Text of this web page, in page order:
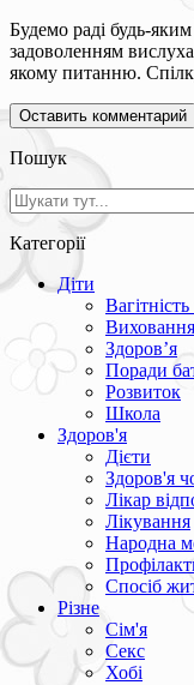
Будемо раді будь-
задоволенням
якому питанню.
Пошук
Категорії
Діти
Виховання
Здоров’я
Поради
Розвиток
Школа
Здоров'я
Дієти
Здоров'я
Лікар
Лікування
Народна
Спосіб
Різне
Сім'я
Секс
Хобі